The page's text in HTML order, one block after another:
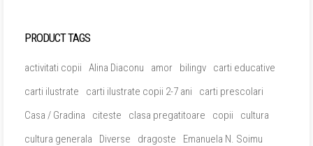
PRODUCT TAGS
activitati copii Alina Diaconu amor bilingv
carti educative
carti ilustrate
carti ilustrate copii 2-7 ani
carti prescolari
Casa / Gradina
citeste clasa pregatitoare copii
cultura
cultura generala
Diverse dragoste
Emanuela N. Soimu